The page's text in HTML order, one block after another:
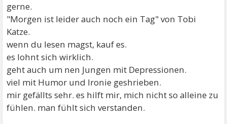
gerne.
"Morgen ist leider auch noch ein Tag" von Tobi
Katze.
wenn du lesen magst, kauf es.
es lohnt sich wirklich.
geht auch um nen Jungen mit Depressionen.
viel mit Humor und Ironie geshrieben.
mir gefällts sehr. es hilft mir, mich nicht so alleine zu
fühlen. man fühlt sich verstanden.